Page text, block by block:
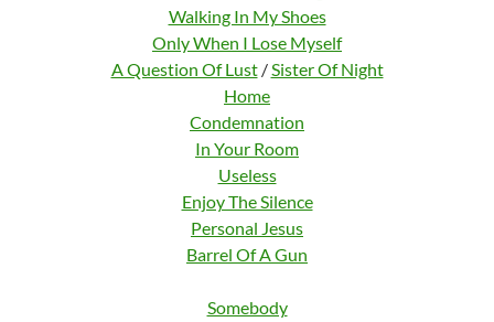
Walking In My Shoes
Only When I Lose Myself
A Question Of Lust/Sister Of Night
Home
Condemnation
In Your Room
Useless
Enjoy The Silence
Personal Jesus
Barrel Of A Gun
Somebody